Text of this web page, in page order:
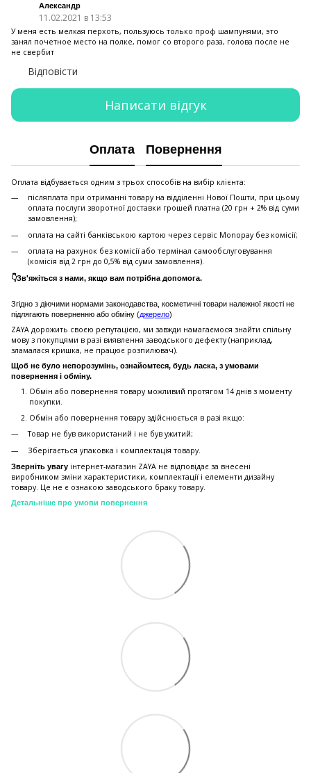
Александр
11.02.2021 в 13:53
У меня есть мелкая перхоть, пользуюсь только проф шампунями, это
занял почетное место на полке, помог со второго раза, голова после не
не свербит
Відповісти
Написати відгук
Оплата Повернення
Оплата відбувається одним з трьох способів на вибір клієнта:
післяплата при отриманні товару на відділенні Нової Пошти, при цьому
оплата послуги зворотної доставки грошей платна (20 грн + 2% від суми
замовлення);
оплата на сайті банківською картою через сервіс Monopay без комісії;
оплата на рахунок без комісії або термінал самообслуговування
(комісія від 2 грн до 0,5% від суми замовлення).
👇Зв'яжіться з нами, якщо вам потрібна допомога.
Згідно з діючими нормами законодавства, косметичні товари належної якості не
підлягають поверненню або обміну (джерело)
ZAYA дорожить своєю репутацією, ми завжди намагаємося знайти спільну
мову з покупцями в разі виявлення заводського дефекту (наприклад,
зламалася кришка, не працює розпилювач).
Щоб не було непорозумінь, ознайомтеся, будь ласка, з умовами
повернення і обміну.
Обмін або повернення товару можливий протягом 14 днів з моменту
покупки.
Обмiн або повернення товару здійснюється в разі якщо:
Товар не був використаний і не був ужитий;
Зберiгається упаковка і комплектація товару.
Зверніть увагу інтернет-магазин ZAYA не відповідає за внесені
виробником зміни характеристики, комплектації і елементи дизайну
товару. Це не є ознакою заводського браку товару.
Детальніше про умови повернення